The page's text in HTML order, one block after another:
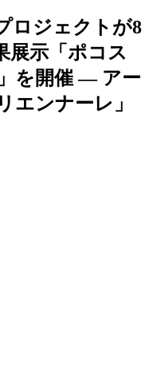
ロジェクトが8
展示「ポコス
を開催 — アー
エンナーレ」